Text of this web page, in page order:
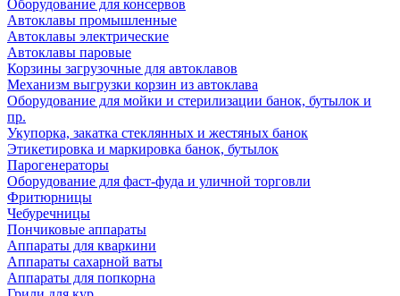
Оборудование для консервов
Автоклавы промышленные
Автоклавы электрические
Автоклавы паровые
Корзины загрузочные для автоклавов
Механизм выгрузки корзин из автоклава
Оборудование для мойки и стерилизации банок, бутылок и
пр.
Укупорка, закатка стеклянных и жестяных банок
Этикетировка и маркировка банок, бутылок
Парогенераторы
Оборудование для фаст-фуда и уличной торговли
Фритюрницы
Чебуречницы
Пончиковые аппараты
Аппараты для кваркини
Аппараты сахарной ваты
Аппараты для попкорна